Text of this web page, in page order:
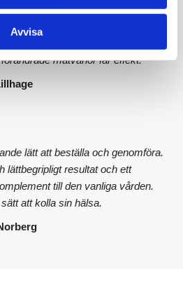
Avvisa
Jag är piggare och det känns
att jag kan påverka min hälsa. Jag
matvanor får effekt.
lätt att beställa och genomföra.
lättbegripligt resultat och ett
till den vanliga vården.
att kolla sin hälsa.